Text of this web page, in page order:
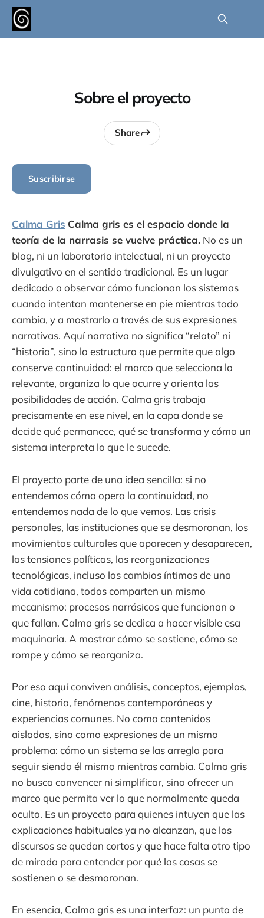
Sobre el proyecto
Share
Suscribirse
Calma Gris Calma gris es el espacio donde la
teoría de la narrasis se vuelve práctica. No es un
blog, ni un laboratorio intelectual, ni un proyecto
divulgativo en el sentido tradicional. Es un lugar
dedicado a observar cómo funcionan los sistemas
cuando intentan mantenerse en pie mientras todo
cambia, y a mostrarlo a través de sus expresiones
narrativas. Aquí narrativa no significa “relato” ni
“historia”, sino la estructura que permite que algo
conserve continuidad: el marco que selecciona lo
relevante, organiza lo que ocurre y orienta las
posibilidades de acción. Calma gris trabaja
precisamente en ese nivel, en la capa donde se
decide qué permanece, qué se transforma y cómo un
sistema interpreta lo que le sucede.
El proyecto parte de una idea sencilla: si no
entendemos cómo opera la continuidad, no
entendemos nada de lo que vemos. Las crisis
personales, las instituciones que se desmoronan, los
movimientos culturales que aparecen y desaparecen,
las tensiones políticas, las reorganizaciones
tecnológicas, incluso los cambios íntimos de una
vida cotidiana, todos comparten un mismo
mecanismo: procesos narrásicos que funcionan o
que fallan. Calma gris se dedica a hacer visible esa
maquinaria. A mostrar cómo se sostiene, cómo se
rompe y cómo se reorganiza.
Por eso aquí conviven análisis, conceptos, ejemplos,
cine, historia, fenómenos contemporáneos y
experiencias comunes. No como contenidos
aislados, sino como expresiones de un mismo
problema: cómo un sistema se las arregla para
seguir siendo él mismo mientras cambia. Calma gris
no busca convencer ni simplificar, sino ofrecer un
marco que permita ver lo que normalmente queda
oculto. Es un proyecto para quienes intuyen que las
explicaciones habituales ya no alcanzan, que los
discursos se quedan cortos y que hace falta otro tipo
de mirada para entender por qué las cosas se
sostienen o se desmoronan.
En esencia, Calma gris es una interfaz: un punto de